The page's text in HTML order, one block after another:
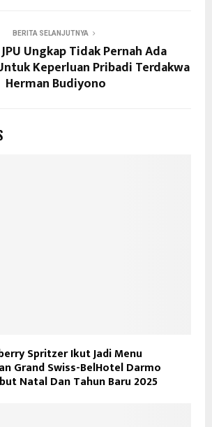
BERITA SELANJUTNYA
Ungkap Tidak Pernah Ada
Keperluan Pribadi Terdakwa
Herman Budiyono
Spritzer Ikut Jadi Menu
Grand Swiss-BelHotel Darmo
Natal Dan Tahun Baru 2025